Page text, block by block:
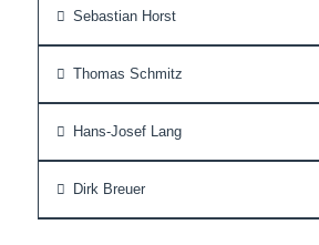
Sebastian Horst
Thomas Schmitz
Hans-Josef Lang
Dirk Breuer